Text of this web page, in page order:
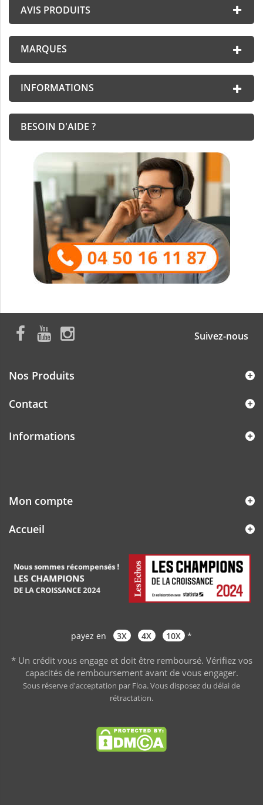
AVIS PRODUITS
MARQUES
INFORMATIONS
BESOIN D'AIDE ?
Suivez-nous
Nos Produits
Contact
Informations
Mon compte
Accueil
payez en 3X 4X 10X *
* Un crédit vous engage et doit être remboursé. Vérifiez vos
capacités de remboursement avant de vous engager.
Sous réserve d'acceptation par Floa. Vous disposez du délai de
rétractation.